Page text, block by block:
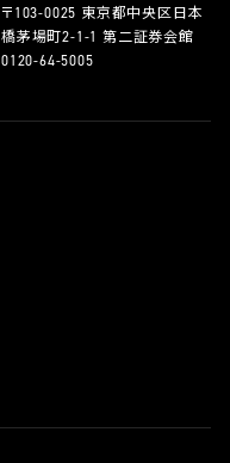
〒103-0025 東京都中央区日本
橋茅場町2-1-1 第二証券会館
0120-64-5005